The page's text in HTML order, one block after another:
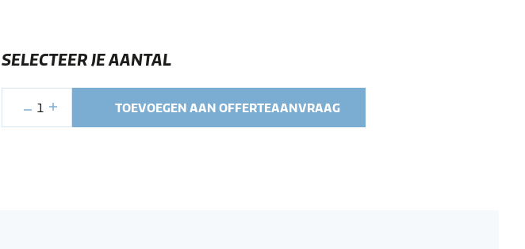
SELECTEER JE AANTAL
1 TOEVOEGEN AAN OFFERTEAANVRAAG